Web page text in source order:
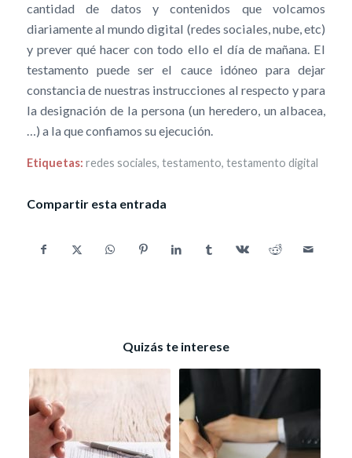
cantidad de datos y contenidos que volcamos
diariamente al mundo digital (redes sociales, nube, etc)
y prever qué hacer con todo ello el día de mañana. El
testamento puede ser el cauce idóneo para dejar
constancia de nuestras instrucciones al respecto y para
la designación de la persona (un heredero, un albacea,
…) a la que confiamos su ejecución.
Etiquetas: redes sociales, testamento, testamento digital
Compartir esta entrada
Quizás te interese